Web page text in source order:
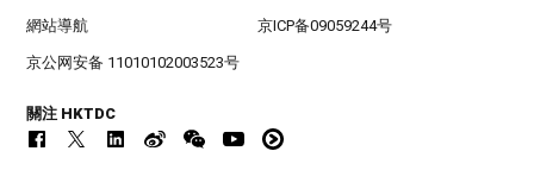
網站導航 京ICP备09059244号
京公网安备 11010102003523号
關注 HKTDC